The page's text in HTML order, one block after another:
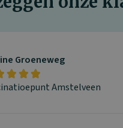
Groeneweg
  
Amstelveen